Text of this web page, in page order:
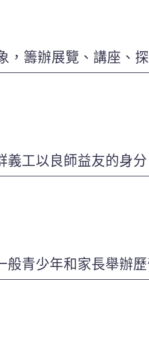
，籌辦展覽、講座、
工以良師益友的身
青少年和家長舉辦歷